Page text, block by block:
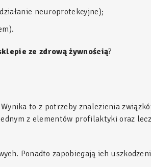
neuroprotekcyjne);
ze zdrową żywnością?
to z potrzeby znalezienia
z elementów profilaktyki oraz
Ponadto zapobiegają ich